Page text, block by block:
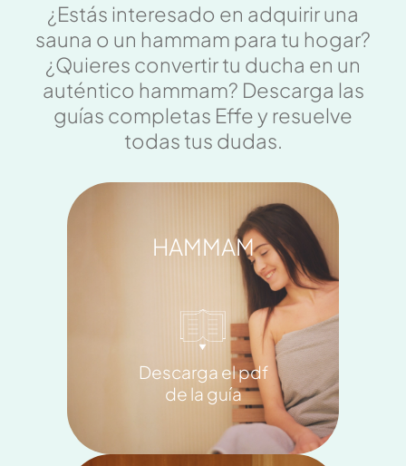
¿Estás interesado en adquirir una
sauna o un hammam para tu hogar?
¿Quieres convertir tu ducha en un
auténtico hammam? Descarga las
guías completas Effe y resuelve
todas tus dudas.
HAMMAM
Descarga el pdf
de la guía